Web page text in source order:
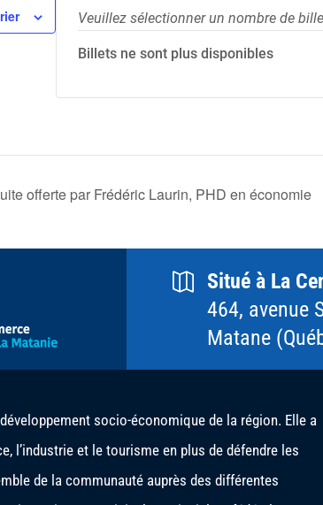
Veuillez sélectionner un nombre de
Billets ne sont plus disponibles
offerte par Frédéric Laurin, PHD en économie
Situé à La
464, avenue
Matane
socio-économique de la région. Elle a
l’industrie et le tourisme en plus de défendre les
de la communauté auprès des différentes